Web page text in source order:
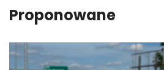
Proponowane